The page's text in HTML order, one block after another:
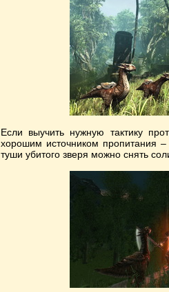
Если выучить нужную тактику
хорошим источником пропитания
туши убитого зверя можно снять